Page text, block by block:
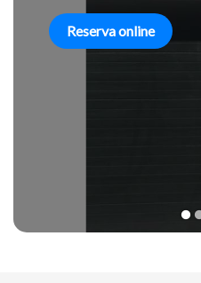
Reserva online